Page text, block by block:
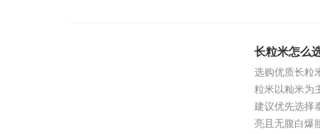
长粒米怎么
选购优质长粒
粒米以籼米为
建议优先选择
亮且无腹白爆